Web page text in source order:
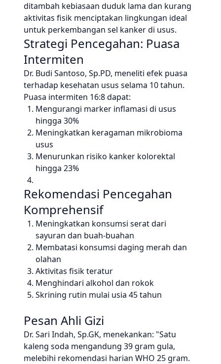
ditambah kebiasaan duduk lama dan kurang
aktivitas fisik menciptakan lingkungan ideal
untuk perkembangan sel kanker di usus.
Strategi Pencegahan: Puasa
Intermiten
Dr. Budi Santoso, Sp.PD, meneliti efek puasa
terhadap kesehatan usus selama 10 tahun.
Puasa intermiten 16:8 dapat:
Mengurangi marker inflamasi di usus
hingga 30%
Meningkatkan keragaman mikrobioma
usus
Menurunkan risiko kanker kolorektal
hingga 23%
Rekomendasi Pencegahan
Komprehensif
Meningkatkan konsumsi serat dari
sayuran dan buah-buahan
Membatasi konsumsi daging merah dan
olahan
Aktivitas fisik teratur
Menghindari alkohol dan rokok
Skrining rutin mulai usia 45 tahun
Pesan Ahli Gizi
Dr. Sari Indah, Sp.GK, menekankan: "Satu
kaleng soda mengandung 39 gram gula,
melebihi rekomendasi harian WHO 25 gram.